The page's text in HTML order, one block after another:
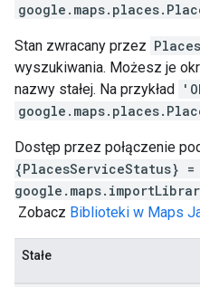
google.maps.places.
Stan zwracany przez
wyszukiwania. Możesz je
nazwy stałej. Na przykład
Dostęp przez połączenie
{PlacesServiceStatus}
Zobacz Biblioteki w Maps
Stałe